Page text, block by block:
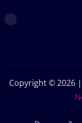
Copyright © 2026